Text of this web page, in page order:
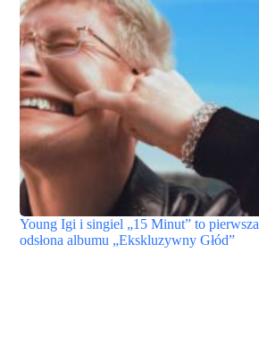
Young Igi i singiel „15 Minut” to pierwsza
odsłona albumu „Ekskluzywny Głód”